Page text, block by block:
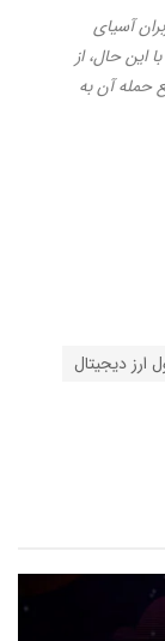
آسیای
این حال، از
حمله آن به
ارز دیجیتال